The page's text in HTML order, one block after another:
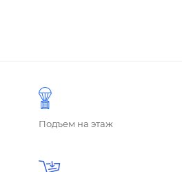
Подъем на этаж